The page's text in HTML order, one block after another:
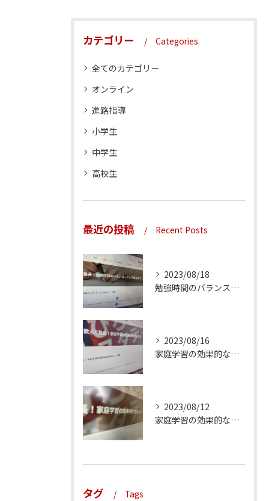
カテゴリー Categories
全てのカテゴリー
オンライン
進路指導
小学生
中学生
高校生
最近の投稿 Recent Posts
2023/08/18
勉強時間のバランスってどう取るの？（前編）
2023/08/16
家庭学習の効果的な方法とは？（後編）
2023/08/12
家庭学習の効果的な方法とは？（前編）
タグ Tags